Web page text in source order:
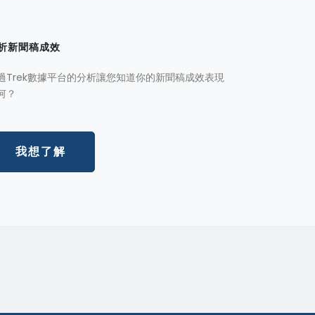
新聞稿成效
Trek數據平台的分析讓您知道你的新聞稿成效表現
？
我想了解